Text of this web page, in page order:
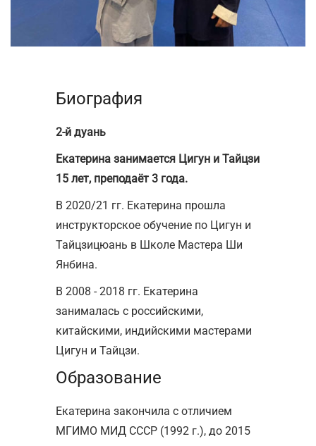
Биография
2-й дуань
Екатерина занимается Цигун и Тайцзи
15 лет, преподаёт 3 года.
В 2020/21 гг. Екатерина прошла
инструкторское обучение по Цигун и
Тайцзицюань в Школе Мастера Ши
Янбина.
В 2008 - 2018 гг. Екатерина
занималась с российскими,
китайскими, индийскими мастерами
Цигун и Тайцзи.
Образование
Екатерина закончила с отличием
МГИМО МИД СССР (1992 г.), до 2015